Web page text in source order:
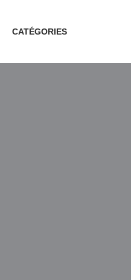
CATÉGORIES